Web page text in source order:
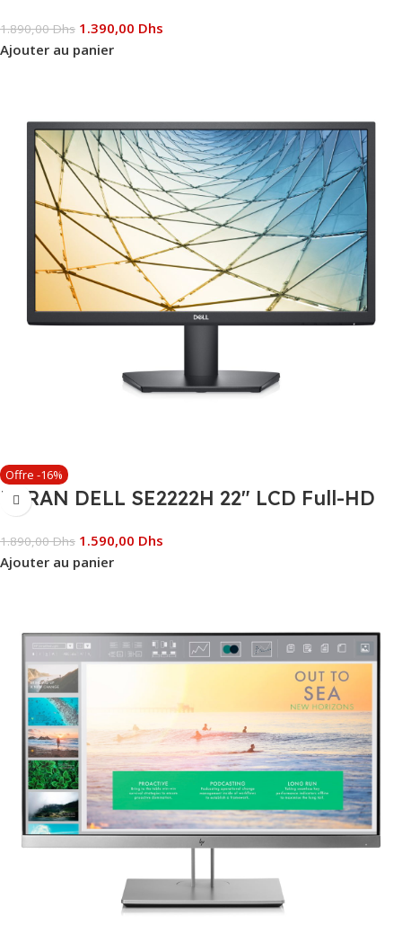
1.890,00Dhs 1.390,00 Dhs
Ajouter au panier
Offre -16%
ECRAN DELL SE2222H 22″ LCD Full-HD
1.890,00Dhs 1.590,00 Dhs
Ajouter au panier